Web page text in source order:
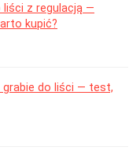
liści z regulacją —
kupić?
grabie do liści — test,